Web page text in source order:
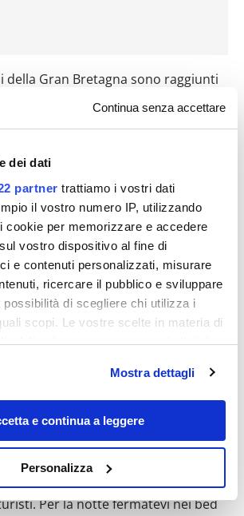
Continua senza accettare
dei dati
partner trattiamo i vostri dati
il vostro numero IP, utilizzando
cookie per memorizzare e accedere
vostro dispositivo al fine di
e contenuti personalizzati, misurare
ricercare il pubblico e sviluppare
di scegliere chi utilizza i
scopi. Le vostre scelte in materia di
solo su questa proprietà digitale
il proprio consenso in qualsiasi
sui cookie o facendo clic
della privacy.
informazioni sulla tua posizione
un'approssimazione di qualche
Mostra dettagli
e continua a leggere
Personalizza
della Gran Bretagna sono raggiunti
tutte le stagioni. Sicuramente il
guidare “dalla parte sbagliata”
sembra e si ha la libertà
anche le zone meno battute.
definite “panoramiche”, dietro ogni
scorcio da scoprire. Fermatevi per
latte e gli scones in una delle salette
Provate anche i pub locali per
spesso nascondono gustose
la pessima fama della cucina
a raccogliere le fragole che
incustodito, che potrete pagare
cassetta senza che
lontanamente a rubarli.
“fish and chips” in un locale non
Per la notte fermatevi nei bed